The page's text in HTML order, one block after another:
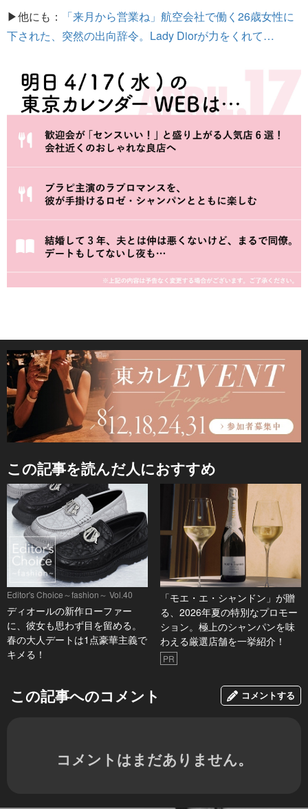
▶他にも：
「来月から営業ね」航空会社で働く26歳女性に
下された、突然の出向辞令。Lady Diorが力をくれて…
この記事を読んだ人におすすめ
Editor's Choice～fashion～ Vol.40
ディオールの新作ローファー
に、彼女も思わず目を留める。
春の大人デートは1点豪華主義で
キメる！
「モエ・エ・シャンドン」が贈
る、2026年夏の特別なプロモー
ション。極上のシャンパンを味
わえる厳選店舗を一挙紹介！
PR
この記事へのコメント コメントする
コメントはまだありません。